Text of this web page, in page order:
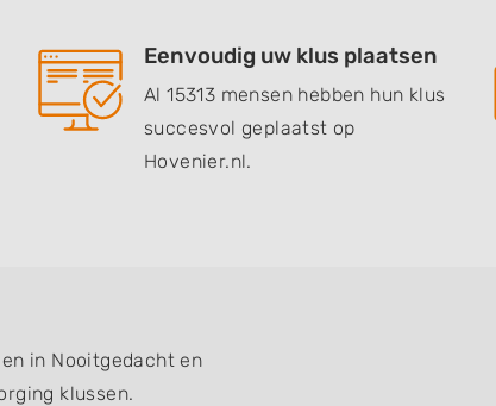
Eenvoudig uw klus plaatsen
Al 15313 mensen hebben hun klus
succesvol geplaatst op
Hovenier.nl.
in Nooitgedacht en
klussen.